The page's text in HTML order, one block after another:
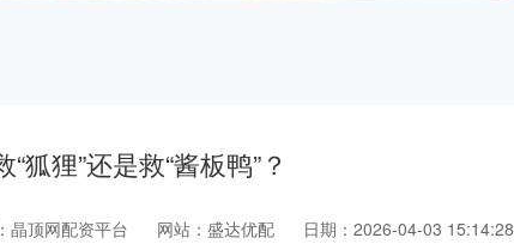
狐狸”还是救“酱板鸭”？
晶顶网配资平台 网站：盛达优配 日期：2026-04-03 15:14:28